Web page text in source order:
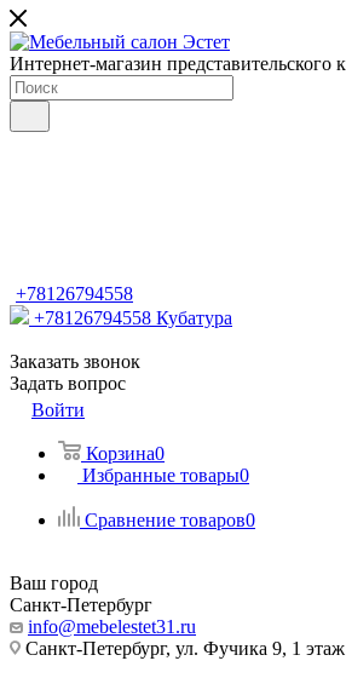
Интернет-магазин представительского
+78126794558
+78126794558 Кубатура
Заказать звонок
Задать вопрос
Войти
Корзина0
Избранные товары0
Сравнение товаров0
Ваш город
Санкт-Петербург
info@mebelestet31.ru
Санкт-Петербург, ул. Фучика 9, 1 этаж